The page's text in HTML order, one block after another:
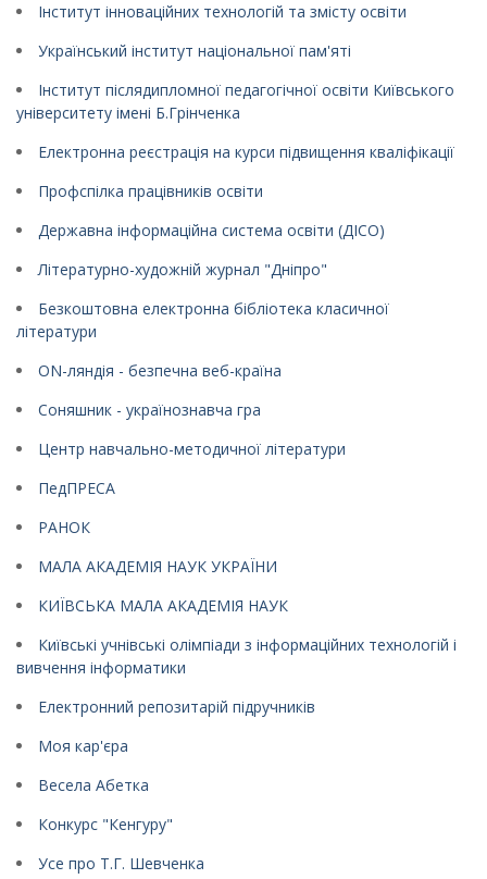
Інститут інноваційних технологій та змісту освіти
Український інститут національної пам'яті
Інститут післядипломної педагогічної освіти Київського
університету імені Б.Грінченка
Електронна реєстрація на курси підвищення кваліфікації
Профспілка працівників освіти
Державна інформаційна система освіти (ДІСО)
Літературно-художній журнал "Дніпро"
Безкоштовна електронна бібліотека класичної
літератури
ON-ляндія - безпечна веб-країна
Соняшник - українознавча гра
Центр навчально-методичної літератури
ПедПРЕСА
РАНОК
МАЛА АКАДЕМІЯ НАУК УКРАЇНИ
КИЇВСЬКА МАЛА АКАДЕМІЯ НАУК
Київські учнівські олімпіади з інформаційних технологій і
вивчення інформатики
Електронний репозитарій підручників
Моя кар'єра
Весела Абетка
Конкурс "Кенгуру"
Усе про Т.Г. Шевченка